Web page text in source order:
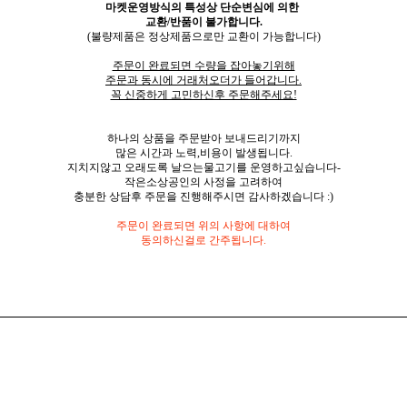
마켓운영방식의 특성상 단순변심에 의한
교환/반품이 불가합니다.
(불량제품은 정상제품으로만 교환이 가능합니다)
주문이 완료되면 수량을 잡아놓기위해
주문과 동시에 거래처오더가 들어갑니다.
꼭 신중하게 고민하신후 주문해주세요!
하나의 상품을 주문받아 보내드리기까지
많은 시간과 노력,비용이 발생됩니다.
지치지않고 오래도록 날으는물고기를 운영하고싶습니다-
작은소상공인의 사정을 고려하여
충분한 상담후 주문을 진행해주시면 감사하겠습니다 :)
주문이 완료되면 위의 사항에 대하여
동의하신걸로 간주됩니다.